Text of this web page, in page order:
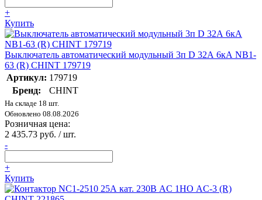
+
Купить
Выключатель автоматический модульный 3п D 32А 6кА NB1-
63 (R) CHINT 179719
Артикул: 179719
Бренд:
CHINT
На складе 18 шт.
Обновлено 08.08.2026
Розничная цена:
2 435.73 руб. / шт.
-
+
Купить